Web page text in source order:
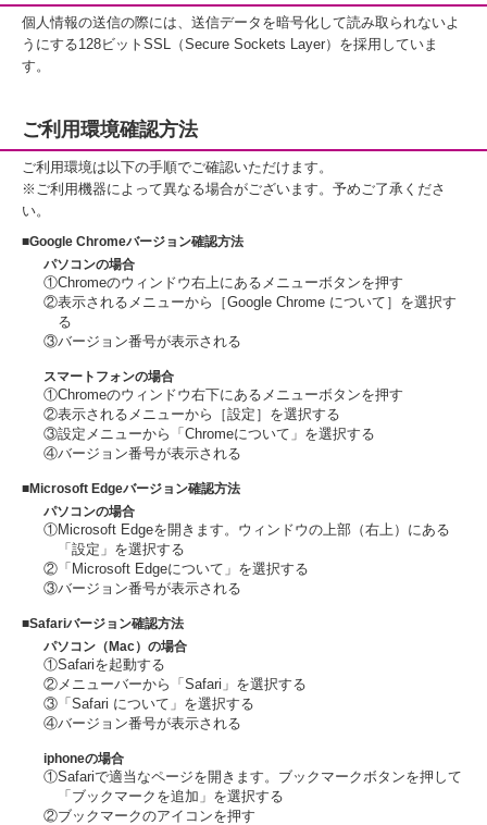
個人情報の送信の際には、送信データを暗号化して読み取られないよ
うにする128ビットSSL（Secure Sockets Layer）を採用していま
す。
ご利用環境確認方法
ご利用環境は以下の手順でご確認いただけます。
※ご利用機器によって異なる場合がございます。予めご了承くださ
い。
■Google Chromeバージョン確認方法
パソコンの場合
①Chromeのウィンドウ右上にあるメニューボタンを押す
②表示されるメニューから［Google Chrome について］を選択す
る
③バージョン番号が表示される
スマートフォンの場合
①Chromeのウィンドウ右下にあるメニューボタンを押す
②表示されるメニューから［設定］を選択する
③設定メニューから「Chromeについて」を選択する
④バージョン番号が表示される
■Microsoft Edgeバージョン確認方法
パソコンの場合
①Microsoft Edgeを開きます。ウィンドウの上部（右上）にある
「設定」を選択する
②「Microsoft Edgeについて」を選択する
③バージョン番号が表示される
■Safariバージョン確認方法
パソコン（Mac）の場合
①Safariを起動する
②メニューバーから「Safari」を選択する
③「Safari について」を選択する
④バージョン番号が表示される
iphoneの場合
①Safariで適当なページを開きます。ブックマークボタンを押して
「ブックマークを追加」を選択する
②ブックマークのアイコンを押す